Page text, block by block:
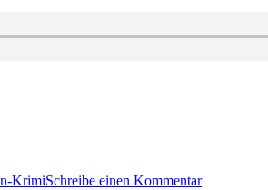
KrimiSchreibe einen KommentarGabriella